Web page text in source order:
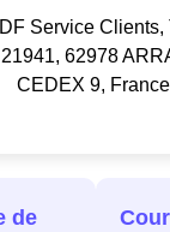
Service Clients,
21941, 62978
CEDEX 9,
de